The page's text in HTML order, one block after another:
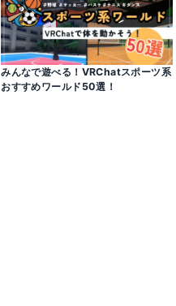
みんなで遊べる！VRChatスポーツ系
おすすめワールド50選！